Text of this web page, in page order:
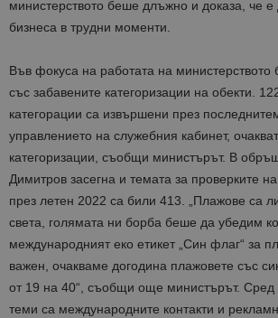
министерството беше длъжно и доказа, че
бизнеса в трудни моменти.
Във фокуса на работата на министерството
със забавените категоризации на обекти.
категорации са извършени през последните
управлението на служебния кабинет,
категоризации, съобщи министърът. В
Димитров засегна и темата за проверките
през летен 2022 са били 413. „Плажове са
света, голямата ни борба беше да убедим
международният еко етикет „Син флаг“ за
важен, очакваме догодина плажовете със
от 19 на 40“, съобщи още министърът. Сред
теми са международните контакти и